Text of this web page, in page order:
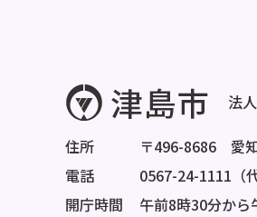
法
住所
〒496-8686 愛
電話
0567-24-1111（代
開庁時間
午前8時30分から